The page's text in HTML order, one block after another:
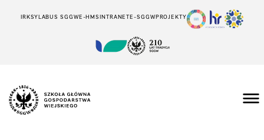
IRKSYLABUS SGGWE-HMSINTRANETE-SGGWPROJEKTY